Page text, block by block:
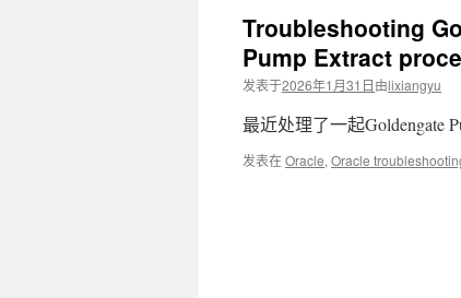
文Troubleshooting
Pump Extract
发表于2026年1月31日由lixiangyu
最近处理了一起Goldengate
发表在Oracle, Oracle